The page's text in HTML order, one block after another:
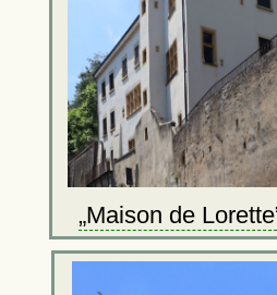
Maison de Lorette